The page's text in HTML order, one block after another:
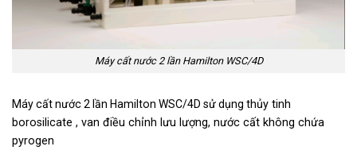
Máy cất nước 2 lần Hamilton WSC/4D
Máy cất nước 2 lần Hamilton WSC/4D sử dụng thủy tinh
borosilicate , van điều chỉnh lưu lượng, nước cất không chứa
pyrogen